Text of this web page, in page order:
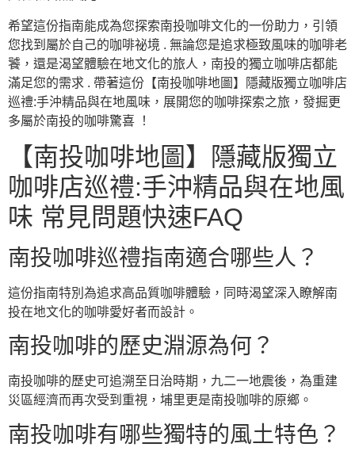
希望這份指南能成為您探索南投咖啡文化的一份助力，引領
您找到屬於自己的咖啡祕境 . 無論您是追求極致風味的咖啡老
饕，還是渴望體驗在地文化的旅人，南投的獨立咖啡店都能
滿足您的需求 . 帶著這份【南投咖啡地圖】隱藏版獨立咖啡店
巡禮:手沖精品與在地風味，展開您的咖啡探索之旅，發掘更
多屬於南投的咖啡驚喜 ！
【南投咖啡地圖】隱藏版獨立
咖啡店巡禮:手沖精品與在地風
味 常見問題快速FAQ
南投咖啡巡禮指南適合哪些人？
這份指南特別為追求高品質咖啡體驗，同時渴望深入瞭解南
投在地文化的咖啡愛好者而設計。
南投咖啡的歷史淵源為何？
南投咖啡的歷史可追溯至日治時期，九二一地震後，為重建
災區經濟而再次受到重視，埔里更是南投咖啡的原鄉。
南投咖啡有哪些獨特的風土特色？